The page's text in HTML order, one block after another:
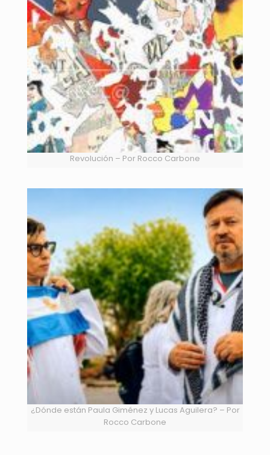
Revolución – Por Rocco Carbone
¿Dónde están Paula Giménez y Lucas Aguilera? – Por
Rocco Carbone